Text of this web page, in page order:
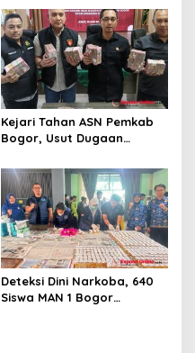
Beroperasi
Kejari Tahan ASN Pemkab
Bogor, Usut Dugaan
Utara Rp93 Miliar
Deteksi Dini Narkoba, 640
Siswa MAN 1 Bogor